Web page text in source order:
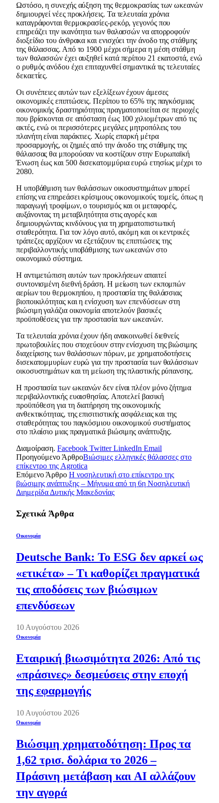
Ωστόσο, η συνεχής αύξηση της θερμοκρασίας των ωκεανών
δημιουργεί νέες προκλήσεις. Τα τελευταία χρόνια
καταγράφονται θερμοκρασίες-ρεκόρ, γεγονός που
επηρεάζει την ικανότητα των θαλασσών να απορροφούν
διοξείδιο του άνθρακα και ενισχύει την άνοδο της στάθμης
της θάλασσας. Από το 1900 μέχρι σήμερα η μέση στάθμη
των θαλασσών έχει αυξηθεί κατά περίπου 21 εκατοστά, ενώ
ο ρυθμός ανόδου έχει επιταχυνθεί σημαντικά τις τελευταίες
δεκαετίες.
Οι συνέπειες αυτών των εξελίξεων έχουν άμεσες
οικονομικές επιπτώσεις. Περίπου το 65% της παγκόσμιας
οικονομικής δραστηριότητας πραγματοποιείται σε περιοχές
που βρίσκονται σε απόσταση έως 100 χιλιομέτρων από τις
ακτές, ενώ οι περισσότερες μεγάλες μητροπόλεις του
πλανήτη είναι παράκτιες. Χωρίς επαρκή μέτρα
προσαρμογής, οι ζημιές από την άνοδο της στάθμης της
θάλασσας θα μπορούσαν να κοστίζουν στην Ευρωπαϊκή
Ένωση έως και 500 δισεκατομμύρια ευρώ ετησίως μέχρι το
2080.
Η υποβάθμιση των θαλάσσιων οικοσυστημάτων μπορεί
επίσης να επηρεάσει κρίσιμους οικονομικούς τομείς, όπως η
παραγωγή τροφίμων, ο τουρισμός και οι μεταφορές,
αυξάνοντας τη μεταβλητότητα στις αγορές και
δημιουργώντας κινδύνους για τη χρηματοπιστωτική
σταθερότητα. Για τον λόγο αυτό, ακόμη και οι κεντρικές
τράπεζες αρχίζουν να εξετάζουν τις επιπτώσεις της
περιβαλλοντικής υποβάθμισης των ωκεανών στο
οικονομικό σύστημα.
Η αντιμετώπιση αυτών των προκλήσεων απαιτεί
συντονισμένη διεθνή δράση. Η μείωση των εκπομπών
αερίων του θερμοκηπίου, η προστασία της θαλάσσιας
βιοποικιλότητας και η ενίσχυση των επενδύσεων στη
βιώσιμη γαλάζια οικονομία αποτελούν βασικές
προϋποθέσεις για την προστασία των ωκεανών.
Τα τελευταία χρόνια έχουν ήδη ανακοινωθεί διεθνείς
πρωτοβουλίες που στοχεύουν στην ενίσχυση της βιώσιμης
διαχείρισης των θαλάσσιων πόρων, με χρηματοδοτήσεις
δισεκατομμυρίων ευρώ για την προστασία των θαλάσσιων
οικοσυστημάτων και τη μείωση της πλαστικής ρύπανσης.
Η προστασία των ωκεανών δεν είναι πλέον μόνο ζήτημα
περιβαλλοντικής ευαισθησίας. Αποτελεί βασική
προϋπόθεση για τη διατήρηση της οικονομικής
ανθεκτικότητας, της επισιτιστικής ασφάλειας και της
σταθερότητας του παγκόσμιου οικονομικού συστήματος
στο πλαίσιο μιας πραγματικά βιώσιμης ανάπτυξης.
Διαμοίραση. Facebook Twitter LinkedIn Email
Προηγούμενο ΆρθροΒιώσιμες ελληνικές θάλασσες στο
επίκεντρο της Agrotica
Επόμενο Άρθρο Η νοσηλευτική στο επίκεντρο της
βιώσιμης ανάπτυξης – Μήνυμα από τη 6η Νοσηλευτική
Διημερίδα Δυτικής Μακεδονίας
Σχετικά Άρθρα
Οικονομία
Deutsche Bank: Το ESG δεν αρκεί ως
«ετικέτα» – Τι καθορίζει πραγματικά
τις αποδόσεις των βιώσιμων
επενδύσεων
10 Αυγούστου 2026
Οικονομία
Εταιρική βιωσιμότητα 2026: Από τις
«πράσινες» δεσμεύσεις στην εποχή
της εφαρμογής
10 Αυγούστου 2026
Οικονομία
Βιώσιμη χρηματοδότηση: Προς τα
1,62 τρισ. δολάρια το 2026 –
Πράσινη μετάβαση και AI αλλάζουν
την αγορά